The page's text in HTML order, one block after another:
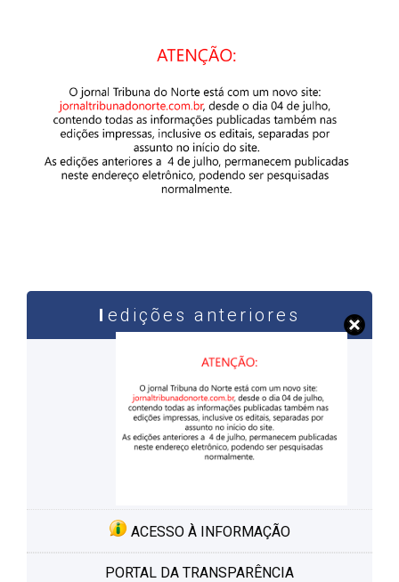
edições anteriores
ACESSO À INFORMAÇÃO
PORTAL DA TRANSPARÊNCIA